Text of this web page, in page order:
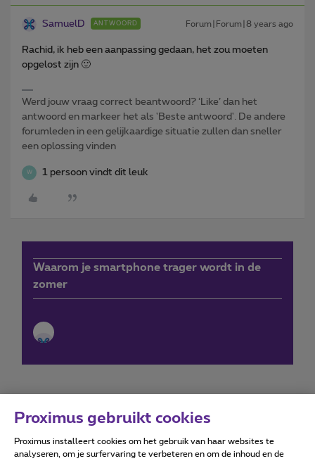
SamuelD ANTWOORD Forum|Forum|8 years ago
Rachid, ik heb een aanpassing gedaan, het zou moeten
opgelost zijn 🙂
Werd jouw vraag correct beantwoord? ‘Like’ dan het
antwoord en markeer het als 'Beste antwoord'. De andere
forumleden in een gelijkaardige situatie zullen dan sneller
een oplossing vinden
W 1 persoon vindt dit leuk
Waarom je smartphone trager wordt in de
zomer
Forumvoorwaarden Accessibility statement
Proximus gebruikt cookies
Proximus installeert cookies om het gebruik van haar websites te
analyseren, om je surfervaring te verbeteren en om de inhoud en de